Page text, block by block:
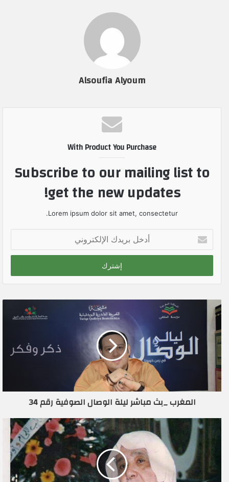
Alsoufia Alyoum
With Product You Purchase
Subscribe to our mailing list to
get the new updates!
Lorem ipsum dolor sit amet, consectetur.
خ
ب
ي
ن
المغرب _بث مباشر ليلة الوصال الصوفية رقم 34